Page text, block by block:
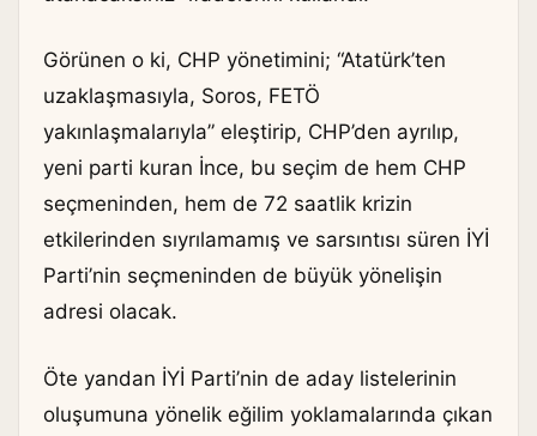
Görünen o ki, CHP yönetimini; “Atatürk’ten
uzaklaşmasıyla, Soros, FETÖ
yakınlaşmalarıyla” eleştirip, CHP’den ayrılıp,
yeni parti kuran İnce, bu seçim de hem CHP
seçmeninden, hem de 72 saatlik krizin
etkilerinden sıyrılamamış ve sarsıntısı süren İYİ
Parti’nin seçmeninden de büyük yönelişin
adresi olacak.
Öte yandan İYİ Parti’nin de aday listelerinin
oluşumuna yönelik eğilim yoklamalarında çıkan